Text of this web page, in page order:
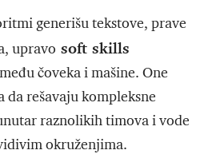
generišu tekstove, prave
upravo soft skills
čoveka i mašine. One
rešavaju kompleksne
raznolikih timova i vode
okruženjima.